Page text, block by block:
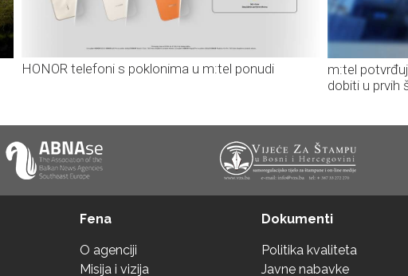
HONOR telefoni s poklonima u m:tel ponudi
m:tel
dobiti u prvih
Fena
O agenciji
Misija i vizija
Dokumenti
Politika kvaliteta
Javne nabavke